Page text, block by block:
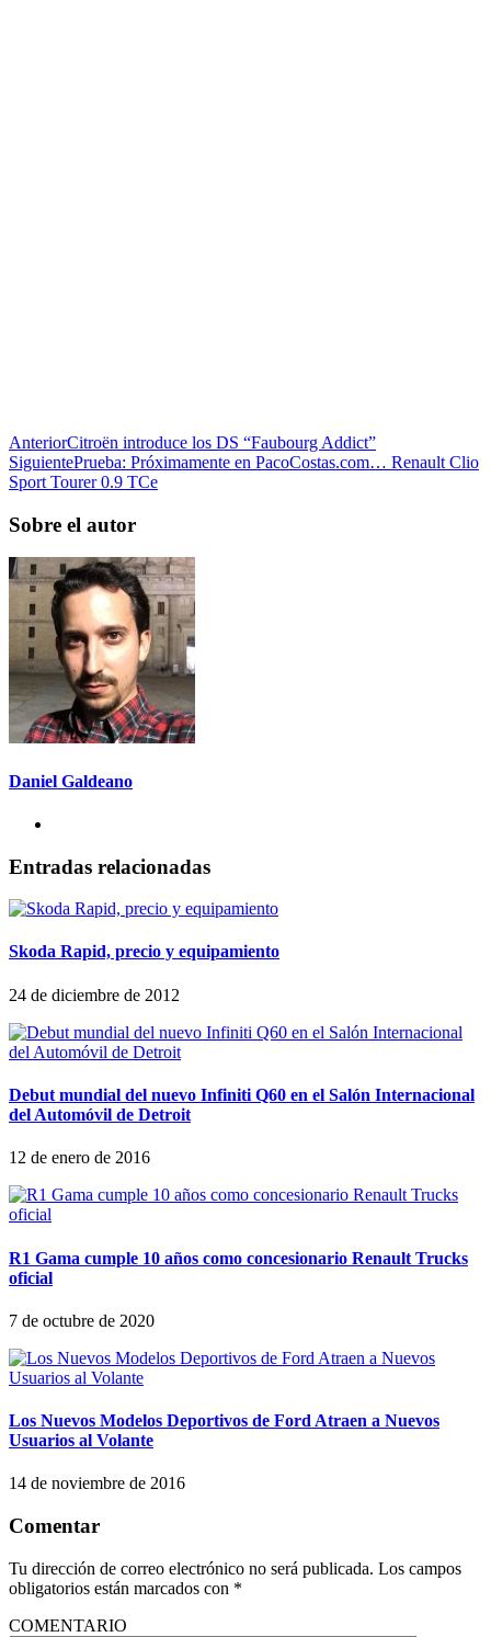
AnteriorCitroën introduce los DS “Faubourg Addict”
SiguientePrueba: Próximamente en PacoCostas.com… Renault Clio
Sport Tourer 0.9 TCe
Sobre el autor
Daniel Galdeano
Entradas relacionadas
Skoda Rapid, precio y equipamiento
24 de diciembre de 2012
Debut mundial del nuevo Infiniti Q60 en el Salón Internacional
del Automóvil de Detroit
12 de enero de 2016
R1 Gama cumple 10 años como concesionario Renault Trucks
oficial
7 de octubre de 2020
Los Nuevos Modelos Deportivos de Ford Atraen a Nuevos
Usuarios al Volante
14 de noviembre de 2016
Comentar
Tu dirección de correo electrónico no será publicada. Los campos
obligatorios están marcados con *
COMENTARIO